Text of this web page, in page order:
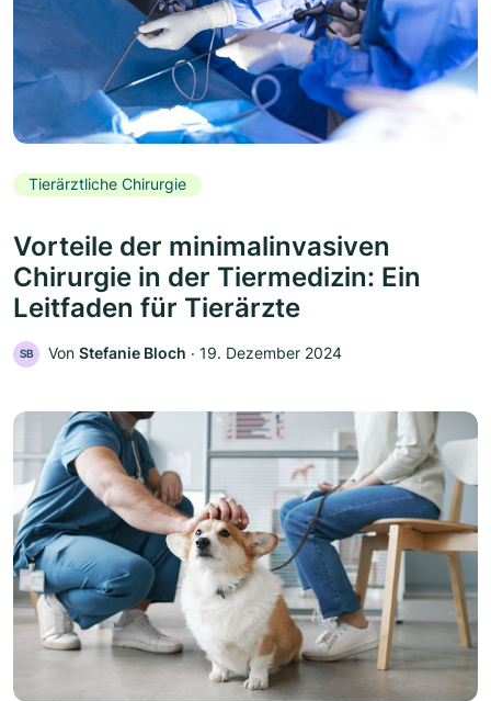
Tierärztliche Chirurgie
Vorteile der minimalinvasiven
Chirurgie in der Tiermedizin: Ein
Leitfaden für Tierärzte
SB Von Stefanie Bloch ‧ 19. Dezember 2024